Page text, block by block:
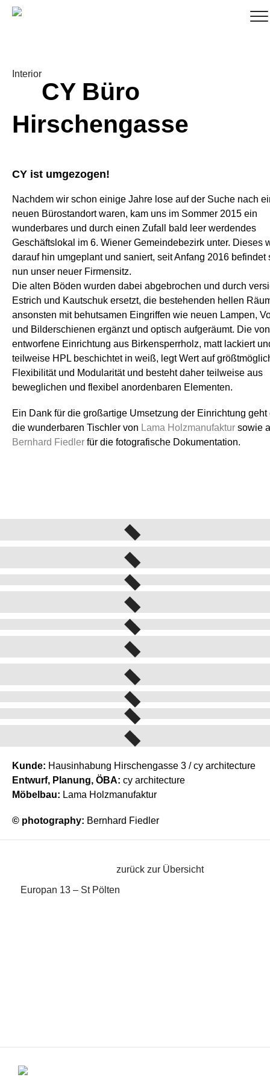
Interior
CY Büro
Hirschengasse
CY ist umgezogen!
Nachdem wir schon einige Jahre lose auf der Suche nach
neuen Bürostandort waren, kam uns im Sommer 2015 ein
wunderbares und durch einen Zufall bald leer werdendes
Geschäftslokal im 6. Wiener Gemeindebezirk unter. Dieses
darauf hin umgeplant und saniert, seit Anfang 2016 befindet
nun unser neuer Firmensitz.
Die alten Böden wurden dabei abgebrochen und durch
Estrich und Kautschuk ersetzt, die bestehenden hellen
ansonsten mit behutsamen Eingriffen wie neuen Lampen,
und Bilderschienen ergänzt und optisch aufgeräumt. Die
entworfene Einrichtung aus Birkensperrholz, matt lackiert
teilweise HPL beschichtet in weiß, legt Wert auf
Flexibilität und Modularität und besteht daher teilweise aus
beweglichen und flexibel anordenbaren Elementen.
Ein Dank für die großartige Umsetzung der Einrichtung geht
die wunderbaren Tischler von Lama Holzmanufaktur sowie
Bernhard Fiedler für die fotografische Dokumentation.
Kunde: Hausinhabung Hirschengasse 3 / cy architecture
Entwurf, Planung, ÖBA: cy architecture
Möbelbau: Lama Holzmanufaktur
© photography: Bernhard Fiedler
zurück zur Übersicht
Europan 13 – St Pölten